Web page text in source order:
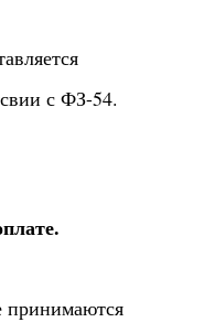
с ФЗ-54.
принимаются